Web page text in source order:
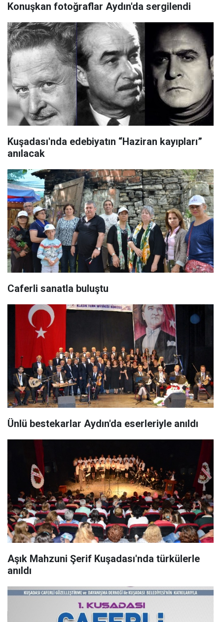
Konuşkan fotoğraflar Aydın'da sergilendi
Kuşadası'nda edebiyatın “Haziran kayıpları”
anılacak
Caferli sanatla buluştu
Ünlü bestekarlar Aydın'da eserleriyle anıldı
Aşık Mahzuni Şerif Kuşadası'nda türkülerle
anıldı